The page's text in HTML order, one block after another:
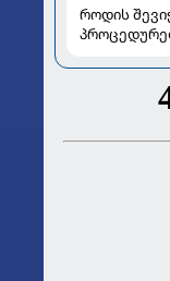
როდის